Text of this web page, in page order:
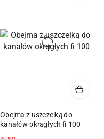
Obejma z uszczelką do
kanałów okrągłych fi 100